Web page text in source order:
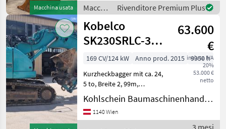
Macchina usata
Macchine
edili /
Kobelco
Rivenditore Premium Plus
Kobelco
SK230SRLC-3
Kurzheckbagger
63.600
€
inclusa IVA
20%
53.000 €
netto
169 CV/124 kW Anno prod. 2015
9950 h
Kurzheckbagger mit ca. 24,
5 to, Breite 2, 99m,
Zusatzgegengewicht
(+1400kg), komplette
hydraulische Verrohrung,
Kohlschein Baumaschinenhandel GmbH
1140 Wien
3 mesi